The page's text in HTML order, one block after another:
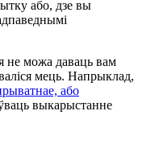
або, дзе вы
не можа даваць вам
мець. Напрыклад,
або
выкарыстанне